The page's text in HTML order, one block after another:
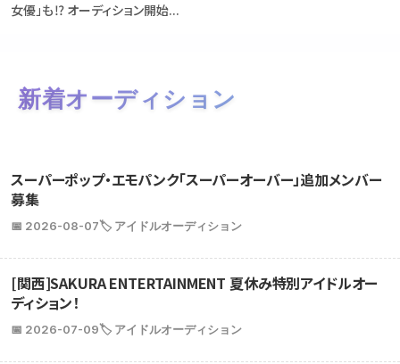
女優」も⁉ オーディション開始...
新着オーディション
スーパーポップ・エモパンク「スーパーオーバー」追加メンバー
募集
📅 2026-08-07🏷️ アイドルオーディション
[関西]SAKURA ENTERTAINMENT 夏休み特別アイドルオー
ディション！
📅 2026-07-09🏷️ アイドルオーディション